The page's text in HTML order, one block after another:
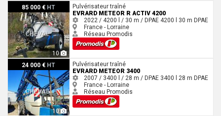
85 000 € HT
10
Evrard METEOR R Activ 4200Pulvérisateur traîné
EVRARD METEOR R ACTIV 4200
2022 / 4200 l / 30 m / DPAE 4200 l 30 m DPAE
France - Lorraine
Réseau Promodis
24 000 € HT
10
Evrard Meteor 3400
Pulvérisateur traîné
EVRARD METEOR 3400
2007 / 3400 l / 28 m / DPAE 3400 l 28 m DPAE
France - Lorraine
Réseau Promodis